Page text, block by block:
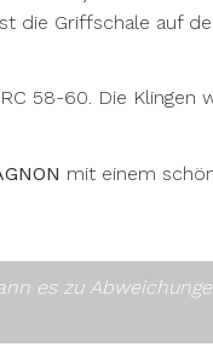
die Griffschale auf
58-60. Die Klingen
mit einem
es zu